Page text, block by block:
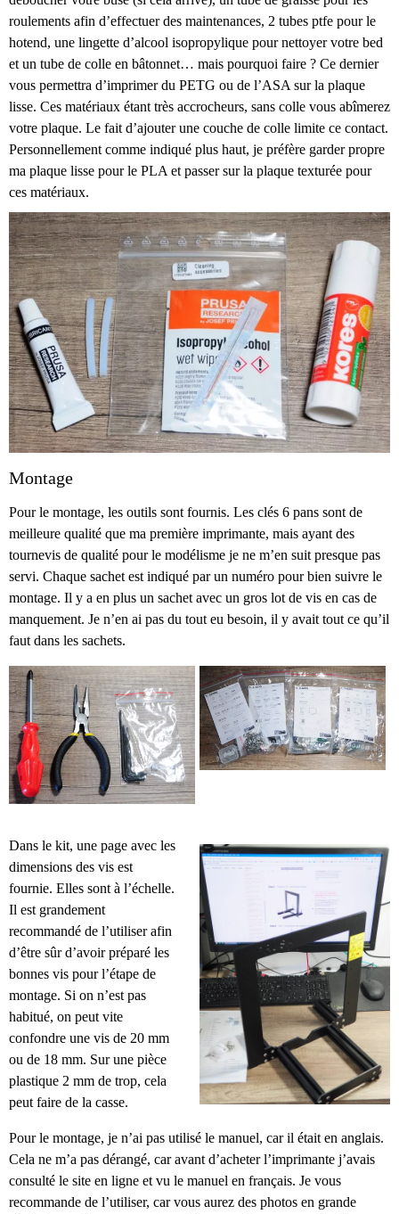
roulements afin d’effectuer des maintenances, 2 tubes ptfe pour le
hotend, une lingette d’alcool isopropylique pour nettoyer votre bed
et un tube de colle en bâtonnet… mais pourquoi faire ? Ce dernier
vous permettra d’imprimer du PETG ou de l’ASA sur la plaque
lisse. Ces matériaux étant très accrocheurs, sans colle vous abîmerez
votre plaque. Le fait d’ajouter une couche de colle limite ce contact.
Personnellement comme indiqué plus haut, je préfère garder propre
ma plaque lisse pour le PLA et passer sur la plaque texturée pour
ces matériaux.
Montage
Pour le montage, les outils sont fournis. Les clés 6 pans sont de
meilleure qualité que ma première imprimante, mais ayant des
tournevis de qualité pour le modélisme je ne m’en suit presque pas
servi. Chaque sachet est indiqué par un numéro pour bien suivre le
montage. Il y a en plus un sachet avec un gros lot de vis en cas de
manquement. Je n’en ai pas du tout eu besoin, il y avait tout ce qu’il
faut dans les sachets.
Dans le kit, une page avec les
dimensions des vis est
fournie. Elles sont à l’échelle.
Il est grandement
recommandé de l’utiliser afin
d’être sûr d’avoir préparé les
bonnes vis pour l’étape de
montage. Si on n’est pas
habitué, on peut vite
confondre une vis de 20 mm
ou de 18 mm. Sur une pièce
plastique 2 mm de trop, cela
peut faire de la casse.
Pour le montage, je n’ai pas utilisé le manuel, car il était en anglais.
Cela ne m’a pas dérangé, car avant d’acheter l’imprimante j’avais
consulté le site en ligne et vu le manuel en français. Je vous
recommande de l’utiliser, car vous aurez des photos en grande